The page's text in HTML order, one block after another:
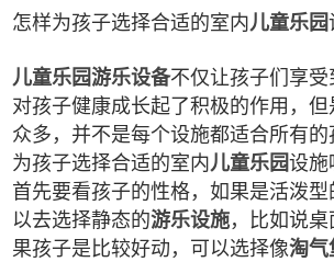
怎样为孩子选择合适的室内儿童乐园
儿童乐园游乐设备不仅让孩子们享
对孩子健康成长起了积极的作用，但
众多，并不是每个设施都适合所有
为孩子选择合适的室内儿童乐园设施
首先要看孩子的性格，如果是活泼型
以去选择静态的游乐设施，比如说
果孩子是比较好动，可以选择像淘气